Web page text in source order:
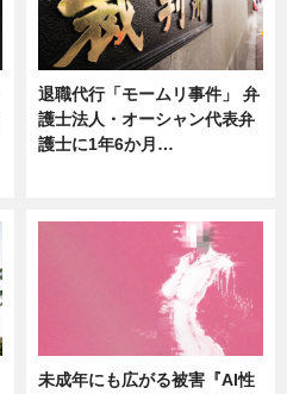
退職代行「モームリ事件」 弁
護士法人・オーシャン代表弁
護士に1年6か月…
未成年にも広がる被害『AI性